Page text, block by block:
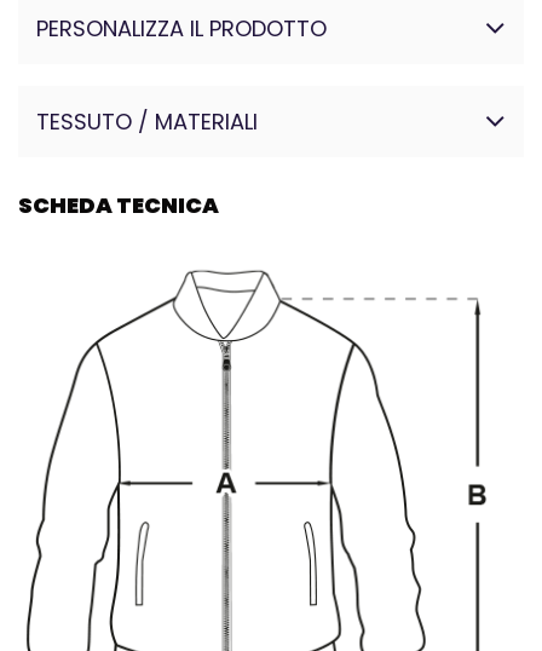
PERSONALIZZA IL PRODOTTO
TESSUTO / MATERIALI
Uno dei tessuti più utilizzati
nella lavorazione delle tute
perché collima le
caratteristiche di pregio del
cotone con la maggiore
resistenza della fibra
sintetica. Cotone sulla pelle,
poliestere all’esterno, fanno sì
che il tessuto possa essere
indossato anche da
soggetti allergici alle fibre
sintetiche.
SCHEDA TECNICA